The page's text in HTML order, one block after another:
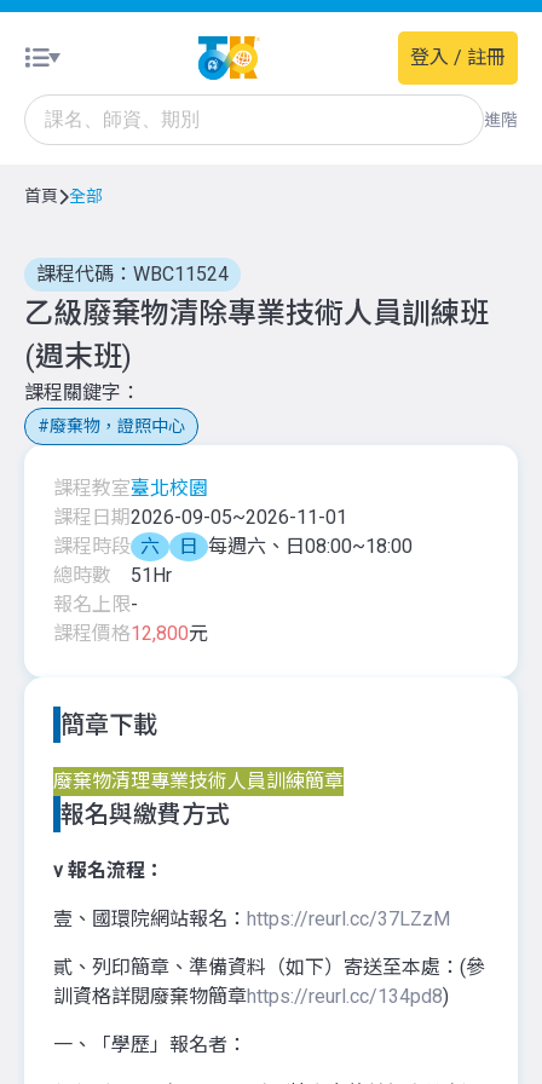
進階
登入 / 註冊
首頁 全部
課程代碼：WBC11524
乙級廢棄物清除專業技術人員訓練班
(週末班)
課程關鍵字
廢棄物，證照中心
課程教室臺北校園
課程日期2026-09-05~2026-11-01
課程時段 六 日 每週六、日08:00~18:00
總時數
51Hr
報名上限-
課程價格12,800元
簡章下載
廢棄物清理專業技術人員訓練簡章
報名與繳費方式
v 報名流程：
壹、國環院網站報名： https://reurl.cc/37LZzM
貳、列印簡章、準備資料（如下）寄送至本處：(參
訓資格詳閱廢棄物簡章https://reurl.cc/134pd8)
一、「學歷」報名者：